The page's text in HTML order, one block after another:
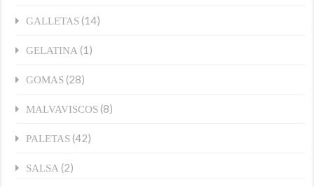
GALLETAS (14)
GELATINA (1)
GOMAS (28)
MALVAVISCOS (8)
PALETAS (42)
SALSA (2)